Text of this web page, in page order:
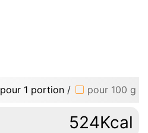
pour 1 portion / pour 100 g
524Kcal